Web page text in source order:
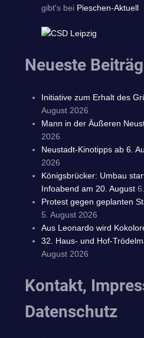
gibt's bei Pieschen-Aktuell
Neueste
Initiative zum Erhalt des
August 2026
Mann in der Äußeren
2026
Neustadt-Kinotipps ab 6.
2026
Königsbrücker: Umbau
Infoabend am 20. August
Protest gegen geplanten
5. August 2026
Aus Leonardo wird
32. Haus- und Hof-
August 2026
Kontakt,
Datenschutz